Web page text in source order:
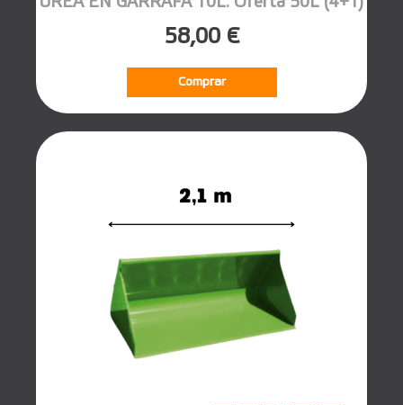
UREA EN GARRAFA 10L. Oferta 50L (4+1)
58,00 €
Comprar